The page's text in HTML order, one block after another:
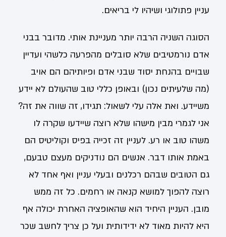
עניין פתולוגי ושיהיו לי בריאים.
הסוגה השניה הרבה יותר מעניינת אותי. מדובר בבני
אדם נורמטיבים שלא סובלים מהפרעה כלשהי ועדיין
שבויים בהנחת יסוד שבני אדם ופיותיהם הם אויב
(מה שלעיתים נכון) ובאופן כללי טוב שהעולם לא יידע
משיידע. ואת אלה עלי לשאול: תגידו, זה שווה את זה?
אני לגמרי מבין מישהו שלא רוצה שיידעו שקרה לו
משהו טוב או רע. לעניין זה זכייה בפיס וקוליטיס הם
באמת אותו דבר. אנשים הם נודניקים מעצם טבעם,
גם הטובים שבהם רכלנים ובעלי עניין ואף אחד לא
רוצה להפוך למושא קנאה או רחמים. כל זה ממש
מובן. העניין היחיד הוא שהאופציה האחרת יכולה אף
היא להיות מאוד לא ידידותית ועל כן צריך לחשב שכר